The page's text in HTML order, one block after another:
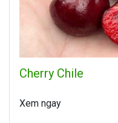
Cherry Chile
Xem ngay